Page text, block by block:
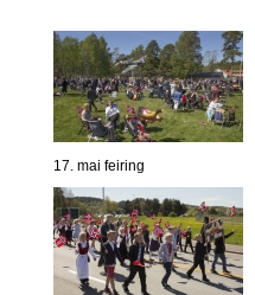
17. mai feiring